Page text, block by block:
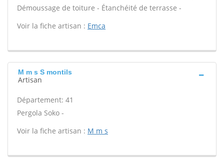
Démoussage de toiture - Étanchéité de terrasse -
Voir la fiche artisan : Emca
M m s S montils
Artisan
Département: 41
Pergola Soko -
Voir la fiche artisan : M m s